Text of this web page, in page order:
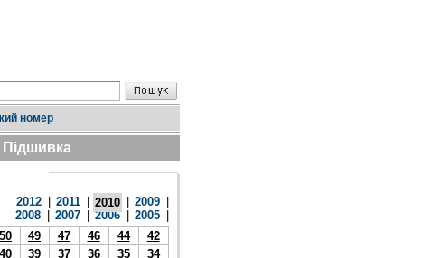
номер
Підшивка
2012 2011 2010 2009
2008
2007 2006 2005
50
49 47 46 44
42
40
39 37 36 35
34